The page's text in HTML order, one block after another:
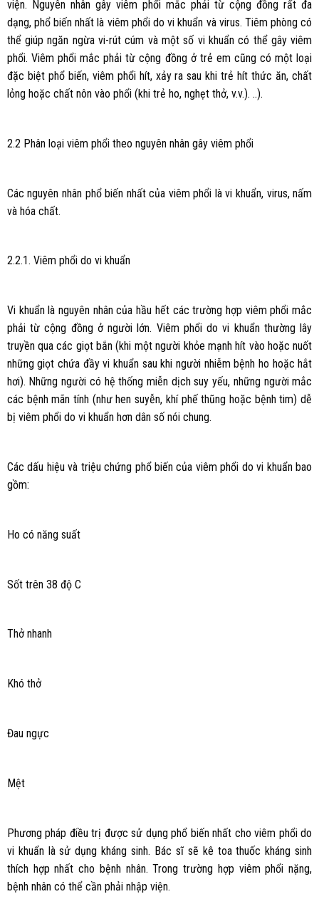
viện. Nguyên nhân gây viêm phổi mắc phải từ cộng đồng rất đa
dạng, phổ biến nhất là viêm phổi do vi khuẩn và virus. Tiêm phòng có
thể giúp ngăn ngừa vi-rút cúm và một số vi khuẩn có thể gây viêm
phổi. Viêm phổi mắc phải từ cộng đồng ở trẻ em cũng có một loại
đặc biệt phổ biến, viêm phổi hít, xảy ra sau khi trẻ hít thức ăn, chất
lỏng hoặc chất nôn vào phổi (khi trẻ ho, nghẹt thở, v.v.). ..).
2.2 Phân loại viêm phổi theo nguyên nhân gây viêm phổi
Các nguyên nhân phổ biến nhất của viêm phổi là vi khuẩn, virus, nấm
và hóa chất.
2.2.1. Viêm phổi do vi khuẩn
Vi khuẩn là nguyên nhân của hầu hết các trường hợp viêm phổi mắc
phải từ cộng đồng ở người lớn. Viêm phổi do vi khuẩn thường lây
truyền qua các giọt bắn (khi một người khỏe mạnh hít vào hoặc nuốt
những giọt chứa đầy vi khuẩn sau khi người nhiễm bệnh ho hoặc hắt
hơi). Những người có hệ thống miễn dịch suy yếu, những người mắc
các bệnh mãn tính (như hen suyễn, khí phế thũng hoặc bệnh tim) dễ
bị viêm phổi do vi khuẩn hơn dân số nói chung.
Các dấu hiệu và triệu chứng phổ biến của viêm phổi do vi khuẩn bao
gồm:
Ho có năng suất
Sốt trên 38 độ C
Thở nhanh
Khó thở
Đau ngực
Mệt
Phương pháp điều trị được sử dụng phổ biến nhất cho viêm phổi do
vi khuẩn là sử dụng kháng sinh. Bác sĩ sẽ kê toa thuốc kháng sinh
thích hợp nhất cho bệnh nhân. Trong trường hợp viêm phổi nặng,
bệnh nhân có thể cần phải nhập viện.